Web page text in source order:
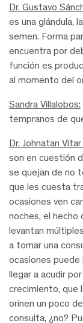
Dr. Gustavo
es una glándula,
semen. Forma
encuentra por
función es
al momento del
Sandra Villalobos:
tempranos de
Dr. Johnatan
son en cuestión
se quejan de no
que les cuesta
ocasiones ven
noches, el hecho
levantan
a tomar una
ocasiones
llegar a acudir
crecimiento, que
orinen un poco
consulta, ¿no?